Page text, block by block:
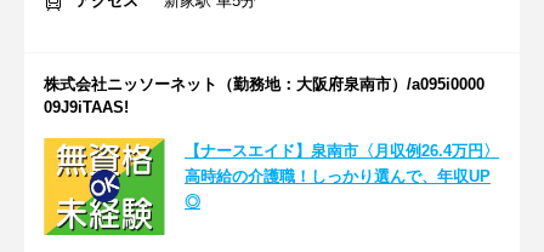
株式会社ニッソーネット（勤務地：大阪府泉南市）/a095i0000
09J9iTAAS!
【ナースエイド】泉南市〈月収例26.4万円〉
高時給の介護職！しっかり選んで、年収UP
◎